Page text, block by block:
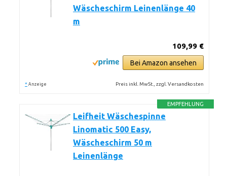
Wäscheschirm Leinenlänge 40
m
109,99 €
Bei Amazon ansehen
* Anzeige Preis inkl. MwSt., zzgl. Versandkosten
EMPFEHLUNG
Leifheit Wäschespinne
Linomatic 500 Easy,
Wäscheschirm 50 m
Leinenlänge